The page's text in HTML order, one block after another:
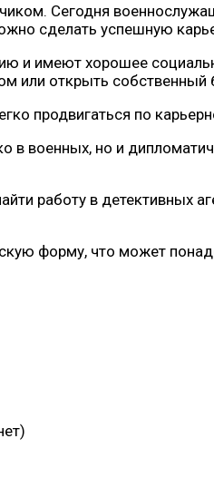
Сегодня
сделать успешную
и имеют хорошее
или открыть собственный
продвигаться по
в военных, но и
работу в детективных
форму, что может